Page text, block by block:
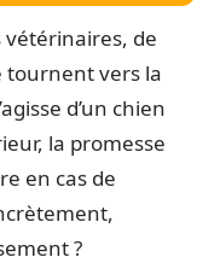
vétérinaires, de
tournent vers la
d’un chien
la promesse
en cas de
?